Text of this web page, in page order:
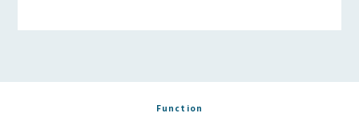
Function